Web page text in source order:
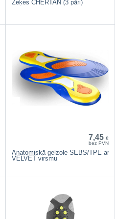
Zeķes CHERTAN (3 pāri)
7,45 €
bez PVN
Anatomiskā gelzole SEBS/TPE ar
VELVET virsmu